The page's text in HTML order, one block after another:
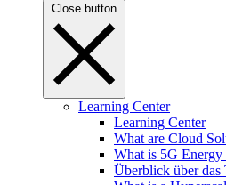
Close button
Learning Center
Learning Center
What are Cloud
What is 5G Energy
Überblick über das